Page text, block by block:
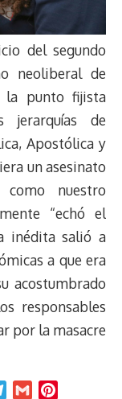
del segundo
neoliberal de
la punto fijista
jerarquías de
Apostólica y
un asesinato
nuestro
“echó el
inédita salió a
a que era
acostumbrado
responsables
por la masacre